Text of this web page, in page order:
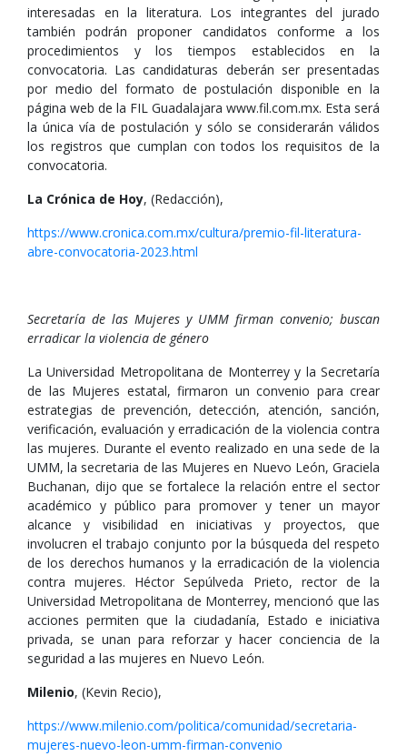
interesadas en la literatura. Los integrantes del jurado
también podrán proponer candidatos conforme a los
procedimientos y los tiempos establecidos en la
convocatoria. Las candidaturas deberán ser presentadas
por medio del formato de postulación disponible en la
página web de la FIL Guadalajara www.fil.com.mx. Esta será
la única vía de postulación y sólo se considerarán válidos
los registros que cumplan con todos los requisitos de la
convocatoria.
La Crónica de Hoy, (Redacción),
https://www.cronica.com.mx/cultura/premio-fil-literatura-
abre-convocatoria-2023.html
Secretaría de las Mujeres y UMM firman convenio; buscan
erradicar la violencia de género
La Universidad Metropolitana de Monterrey y la Secretaría
de las Mujeres estatal, firmaron un convenio para crear
estrategias de prevención, detección, atención, sanción,
verificación, evaluación y erradicación de la violencia contra
las mujeres. Durante el evento realizado en una sede de la
UMM, la secretaria de las Mujeres en Nuevo León, Graciela
Buchanan, dijo que se fortalece la relación entre el sector
académico y público para promover y tener un mayor
alcance y visibilidad en iniciativas y proyectos, que
involucren el trabajo conjunto por la búsqueda del respeto
de los derechos humanos y la erradicación de la violencia
contra mujeres. Héctor Sepúlveda Prieto, rector de la
Universidad Metropolitana de Monterrey, mencionó que las
acciones permiten que la ciudadanía, Estado e iniciativa
privada, se unan para reforzar y hacer conciencia de la
seguridad a las mujeres en Nuevo León.
Milenio, (Kevin Recio),
https://www.milenio.com/politica/comunidad/secretaria-
mujeres-nuevo-leon-umm-firman-convenio